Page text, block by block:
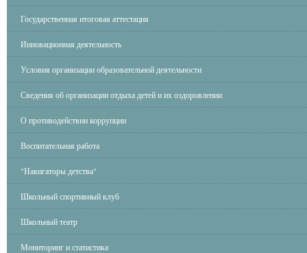
Государственная итоговая аттестация
Инновационная деятельность
Условия организации образовательной деятельности
Сведения об организации отдыха детей и их оздоровлении
О противодействии коррупции
Воспитательная работа
"Навигаторы детства"
Школьный спортивный клуб
Школьный театр
Мониторинг и статистика